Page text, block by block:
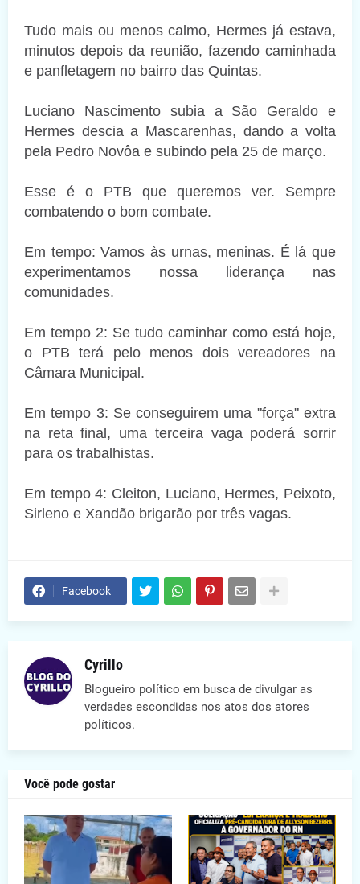
Tudo mais ou menos calmo, Hermes já estava,
minutos depois da reunião, fazendo caminhada
e panfletagem no bairro das Quintas.
Luciano Nascimento subia a São Geraldo e
Hermes descia a Mascarenhas, dando a volta
pela Pedro Novôa e subindo pela 25 de março.
Esse é o PTB que queremos ver. Sempre
combatendo o bom combate.
Em tempo: Vamos às urnas, meninas. É lá que
experimentamos nossa liderança nas
comunidades.
Em tempo 2: Se tudo caminhar como está hoje,
o PTB terá pelo menos dois vereadores na
Câmara Municipal.
Em tempo 3: Se conseguirem uma "força" extra
na reta final, uma terceira vaga poderá sorrir
para os trabalhistas.
Em tempo 4: Cleiton, Luciano, Hermes, Peixoto,
Sirleno e Xandão brigarão por três vagas.
Facebook
Cyrillo
Blogueiro político em busca de divulgar as
verdades escondidas nos atos dos atores
políticos.
Você pode gostar